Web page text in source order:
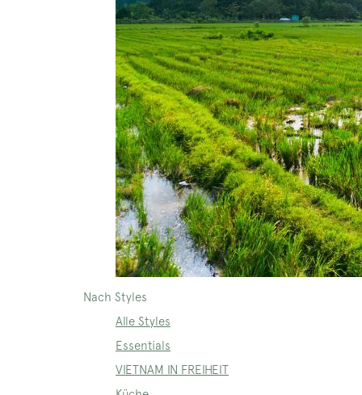
Nach Styles
Alle Styles
Essentials
VIETNAM IN FREIHEIT